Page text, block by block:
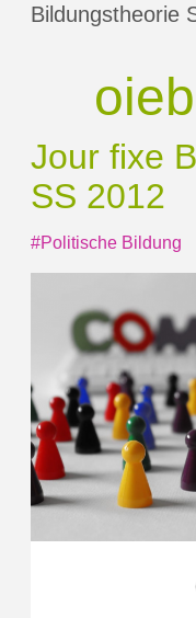
Bildungstheorie
oieb
Jour fixe
SS 2012
#Politische Bildung